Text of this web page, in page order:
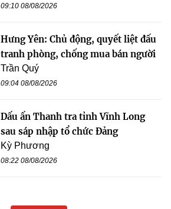
09:10 08/08/2026
Hưng Yên: Chủ động, quyết liệt đấu
tranh phòng, chống mua bán người
Trần Quý
09:04 08/08/2026
Dấu ấn Thanh tra tỉnh Vĩnh Long
sau sáp nhập tổ chức Đảng
Kỳ Phương
08:22 08/08/2026